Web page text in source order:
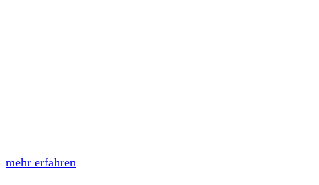
mehr erfahren